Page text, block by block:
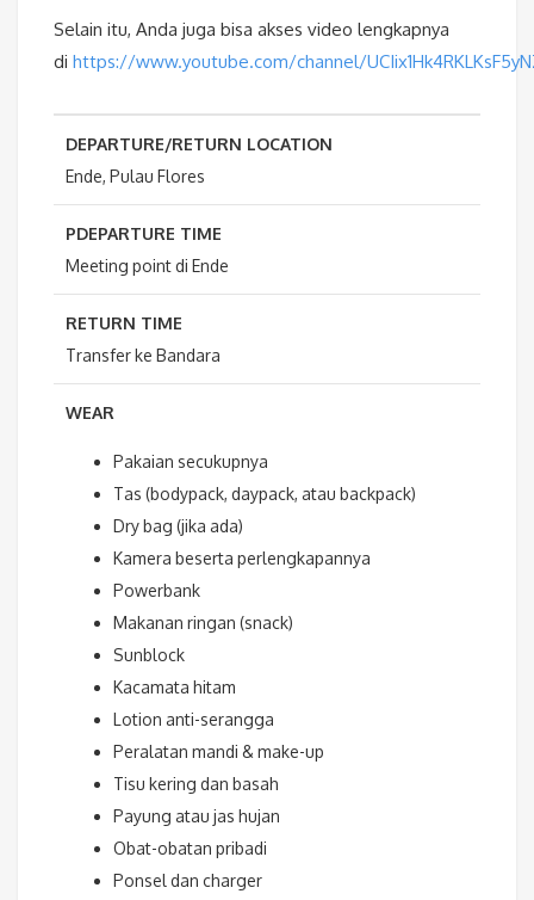
Selain itu, Anda juga bisa akses video lengkapnya
di https://www.youtube.com/channel/
DEPARTURE/RETURN LOCATION
Ende, Pulau Flores
PDEPARTURE TIME
Meeting point di Ende
RETURN TIME
Transfer ke Bandara
WEAR
Pakaian secukupnya
Tas (bodypack, daypack, atau backpack)
Dry bag (jika ada)
Kamera beserta perlengkapannya
Powerbank
Makanan ringan (snack)
Sunblock
Kacamata hitam
Lotion anti-serangga
Peralatan mandi & make-up
Tisu kering dan basah
Payung atau jas hujan
Obat-obatan pribadi
Ponsel dan charger